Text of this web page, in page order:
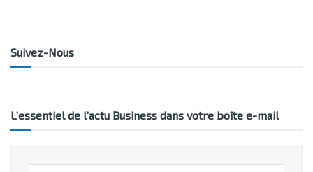
Suivez-Nous
L’essentiel de l’actu Business dans votre boîte e-mail